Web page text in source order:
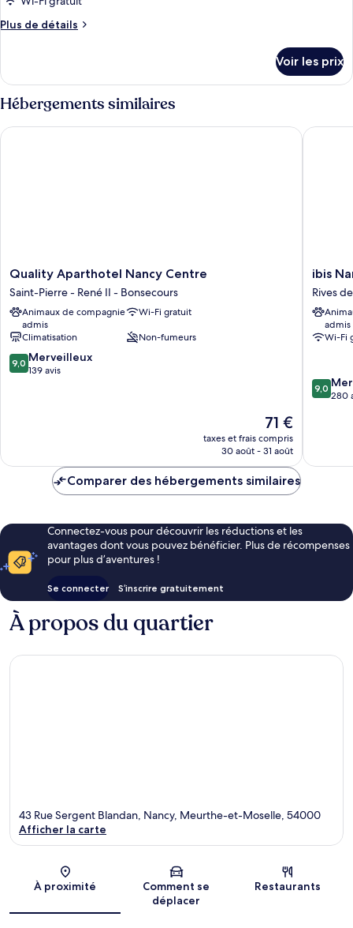
Plus de détails
Plus
le
type
de
Chambre
Voir les prix
Hébergements similaires
Quality
Aparthotel
Nancy
Centre
Saint-
Pierre
-
René
Quality Aparthotel Nancy Centre
Saint-Pierre - René II - Bonsecours
Animaux de compagnie
admis
Wi-Fi gratuit
Climatisation
Non-fumeurs
9.0
sur
9,0 Merveilleux
139 avis
Le
nouveau
prix
de
71 €
taxes et frais compris
30 août - 31 août
Quality Aparthotel Nancy Centre
ibis
Nancy
Centre
Stanislas
Rives
de
ibis
Rives
admis
Wi-Fi
9.0
sur
9,0
280
ibis
Comparer des hébergements similaires
Connectez-vous pour découvrir les réductions et les
avantages dont vous pouvez bénéficier. Plus de récompenses
pour plus d’aventures !
Se connecter S’inscrire gratuitement
À propos du quartier
Carte
43 Rue Sergent Blandan, Nancy, Meurthe-et-Moselle, 54000
Afficher la carte
À proximité
Comment se
déplacer
Restaurants